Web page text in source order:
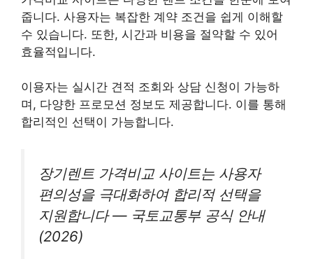
줍니다. 사용자는 복잡한 계약 조건을 쉽게 이해할
수 있습니다. 또한, 시간과 비용을 절약할 수 있어
효율적입니다.
이용자는 실시간 견적 조회와 상담 신청이 가능하
며, 다양한 프로모션 정보도 제공합니다. 이를 통해
합리적인 선택이 가능합니다.
장기렌트 가격비교 사이트는 사용자
편의성을 극대화하여 합리적 선택을
지원합니다 — 국토교통부 공식 안내
(2026)